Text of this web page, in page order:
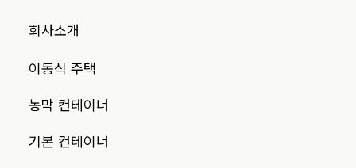
회사소개
이동식 주택
농막 컨테이너
기본 컨테이너